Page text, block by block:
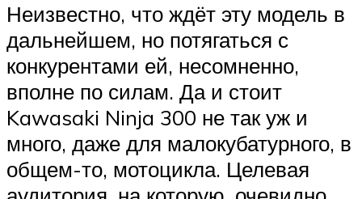
Неизвестно, что ждёт эту модель в
дальнейшем, но потягаться с
конкурентами ей, несомненно,
вполне по силам. Да и стоит
Kawasaki Ninja 300 не так уж и
много, даже для малокубатурного, в
общем-то, мотоцикла. Целевая